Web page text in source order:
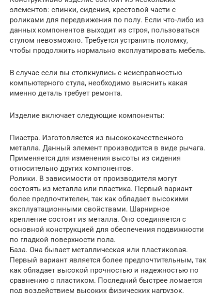
элементов: спинки, сидения, крестовой части с
роликами для передвижения по полу. Если что-либо из
данных компонентов выходит из строя, пользоваться
стулом невозможно. Требуется устранить поломку,
чтобы продолжить нормально эксплуатировать мебель.
В случае если вы столкнулись с неисправностью
компьютерного стула, необходимо выяснить какая
именно деталь требует ремонта.
Изделие включает следующие компоненты:
Пиастра. Изготовляется из высококачественного
металла. Данный элемент производится в виде рычага.
Применяется для изменения высоты из сидения
относительно других компонентов.
Ролики. В зависимости от производителя могут
состоять из металла или пластика. Первый вариант
более предпочтителен, так как обладает высокими
эксплуатационными свойствами. Шарнирное
крепление состоит из металла. Оно соединяется с
основной конструкцией для обеспечения подвижности
по гладкой поверхности пола.
База. Она бывает металлическая или пластиковая.
Первый вариант является более предпочтительным, так
как обладает высокой прочностью и надежностью по
сравнению с пластиком. Последний быстрее ломается
под воздействием высоких физических нагрузок.